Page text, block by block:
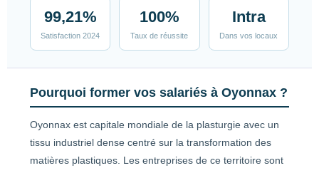
99,21%
Satisfaction 2024
100%
Taux de réussite
Intra
Dans vos locaux
Pourquoi former vos salariés à Oyonnax ?
Oyonnax est capitale mondiale de la plasturgie avec un
tissu industriel dense centré sur la transformation des
matières plastiques. Les entreprises de ce territoire sont